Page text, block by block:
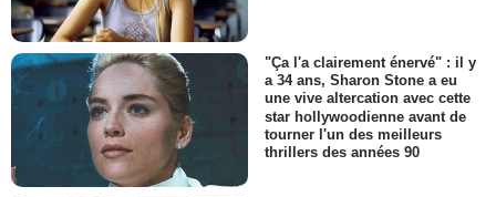
"Ça l'a clairement énervé" : il y
a 34 ans, Sharon Stone a eu
une vive altercation avec cette
star hollywoodienne avant de
tourner l'un des meilleurs
thrillers des années 90